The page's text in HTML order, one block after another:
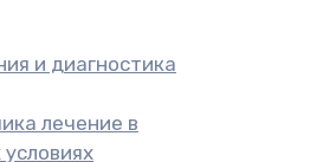
и диагностика
лечение в